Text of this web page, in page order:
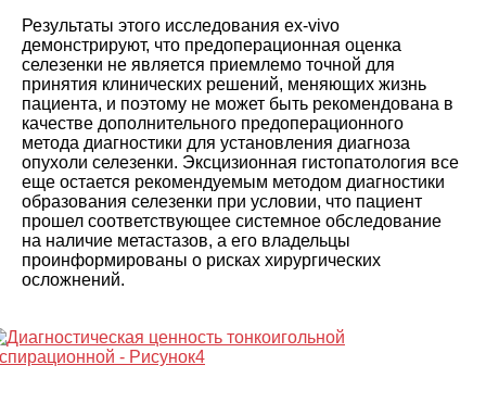
Результаты этого исследования ex-vivo
демонстрируют, что предоперационная оценка
селезенки не является приемлемо точной для
принятия клинических решений, меняющих жизнь
пациента, и поэтому не может быть рекомендована в
качестве дополнительного предоперационного
метода диагностики для установления диагноза
опухоли селезенки. Эксцизионная гистопатология все
еще остается рекомендуемым методом диагностики
образования селезенки при условии, что пациент
прошел соответствующее системное обследование
на наличие метастазов, а его владельцы
проинформированы о рисках хирургических
осложнений.